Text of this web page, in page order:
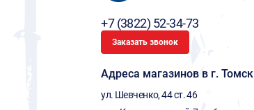
+7 (3822) 52-34-73
Заказать звонок
Адреса магазинов в г. Томск
ул. Шевченко, 44 ст. 46